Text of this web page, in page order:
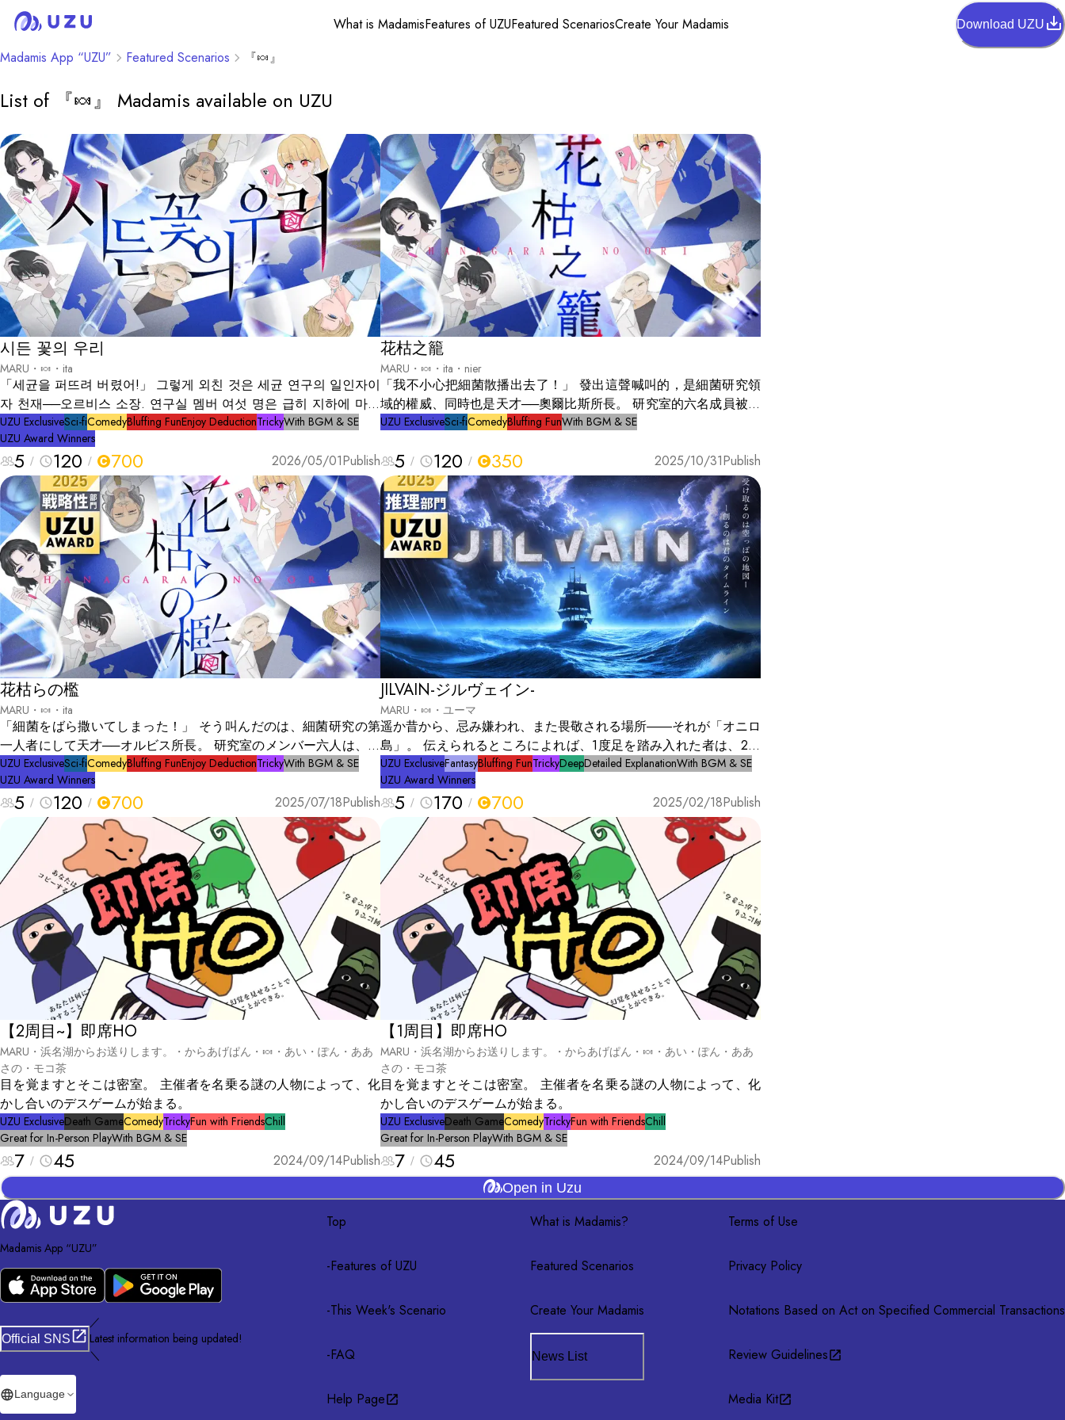
What is MadamisFeatures of UZUFeatured ScenariosCreate Your Madamis Download UZU
Madamis App “UZU” Featured Scenarios 『🍬』
List of 『🍬』 Madamis available on UZU
시든 꽃의 우리
MARU・🍬・ita
「세균을 퍼뜨려 버렸어!」 그렇게 외친 것은 세균 연구의 일인자이
자 천재──오르비스 소장. 연구실 멤버 여섯 명은 급히 지하에 마련
된 핵 셸터로 피신하게 된다. 닫힌 공간. 전파가 닿지 않는 장소. 밖
에서는 인류가 멸망하고 있을지도 모른다──그런 긴장 속에서, 셸터
안에서 갑자기 오르비스 소장이 시체로 발견된다. 자살인가? 사고
인가? 아니면…….
UZU ExclusiveSci-fiComedyBluffing FunEnjoy DeductionTrickyWith BGM & SE
UZU Award Winners
5 120 700 2026/05/01Publish
花枯之籠
MARU・🍬・ita・nier
「我不小心把細菌散播出去了！」 發出這聲喊叫的，是細菌研究領
域的權威、同時也是天才──奧爾比斯所長。 研究室的六名成員被緊
急疏散，前往設置在地下的核子避難所。 封閉的空間，與世隔絕的
中，奧爾比斯所長的屍體，忽然在避難所內被發現了。 是自殺？是
意外？還是……
UZU ExclusiveSci-fiComedyBluffing FunWith BGM & SE
5 120 350 2025/10/31Publish
花枯らの檻
MARU・🍬・ita
「細菌をばら撒いてしまった！」 そう叫んだのは、細菌研究の第
一人者にして天才──オルビス所長。 研究室のメンバー六人は、急
遽、地下に設けられた核シェルターに避難させられる。 閉ざされ
た空間。電波の届かない場所。 外では人類が滅亡しているかもし
れない──そんな緊張のなか、シェルター内で突然、オルビス所長
が死体となって発見される。 自殺か？事故か？それとも……。
UZU ExclusiveSci-fiComedyBluffing FunEnjoy DeductionTrickyWith BGM & SE
UZU Award Winners
5 120 700 2025/07/18Publish
JILVAIN-ジルヴェイン-
MARU・🍬・ユーマ
遥か昔から、忌み嫌われ、また畏敬される場所――それが「オニロ
島」。 伝えられるところによれば、1度足を踏み入れた者は、2度
と帰ってくることの出来ない、禁断の島である。 ある日、不意に
その島の周囲を、狂気を孕むかのような嵐が取り巻いた。 嵐は収
まることなく、日に日にその勢いを増し、国「フリーダム」へも未
曾有の自然災害をもたらす。 この危機を前に、勇気ある者たちが
次々と調査隊として派遣されたが、誰一人として帰還を許されなか
った。 そして、数多の犠牲の中で、ただ1人――ジーンだけが、帰
ってきたのだ。 「オニロ島に、すべての元凶がある。それを壊せ
ば、我々は救われる……」 ジーンの一言で、再び調査隊が結成さ
れた。 あなた達は調査隊としてオニロ島を目指す。果たして島に
たどり着くことは出来るのか。嵐を止められるのか。
UZU ExclusiveFantasyBluffing FunTrickyDeepDetailed ExplanationWith BGM & SE
UZU Award Winners
5 170 700 2025/02/18Publish
【2周目~】即席HO
MARU・浜名湖からお送りします。・からあげぱん・🍬・あい・ぽん・ああ
さの・モコ茶
目を覚ますとそこは密室。 主催者を名乗る謎の人物によって、化
かし合いのデスゲームが始まる。
UZU ExclusiveDeath GameComedyTrickyFun with FriendsChill
Great for In-Person PlayWith BGM & SE
7 45 2024/09/14Publish
【1周目】即席HO
MARU・浜名湖からお送りします。・からあげぱん・🍬・あい・ぽん・ああ
さの・モコ茶
目を覚ますとそこは密室。 主催者を名乗る謎の人物によって、化
かし合いのデスゲームが始まる。
UZU ExclusiveDeath GameComedyTrickyFun with FriendsChill
Great for In-Person PlayWith BGM & SE
7 45 2024/09/14Publish
Open in Uzu
Madamis App “UZU”
Official SNS
／
Latest information being updated!
＼
Language
Top
-Features of UZU
-This Week's Scenario
-FAQ
Help Page
What is Madamis?
Featured Scenarios
Create Your Madamis
News List
Terms of Use
Privacy Policy
Notations Based on Act on Specified Commercial Transactions
Review Guidelines
Media Kit